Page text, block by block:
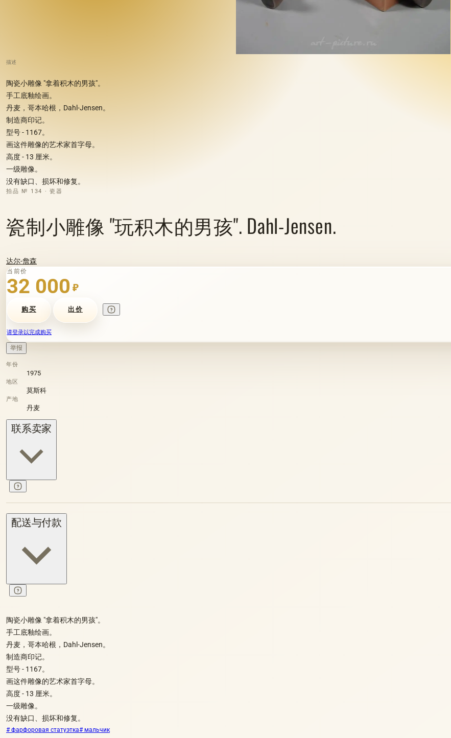
描述
陶瓷小雕像 "拿着积木的男孩"。
手工底釉绘画。
丹麦，哥本哈根，Dahl-Jensen。
制造商印记。
型号 - 1167。
画这件雕像的艺术家首字母。
高度 - 13 厘米。
一级雕像。
没有缺口、损坏和修复。
拍品 № 134 · 瓷器
瓷制小雕像 "玩积木的男孩". Dahl-Jensen.
达尔-詹森
当前价
32 000 ₽
购买 出价
请登录以完成购买
举报
年份
1975
地区
莫斯科
产地
丹麦
联系卖家
配送与付款
陶瓷小雕像 "拿着积木的男孩"。
手工底釉绘画。
丹麦，哥本哈根，Dahl-Jensen。
制造商印记。
型号 - 1167。
画这件雕像的艺术家首字母。
高度 - 13 厘米。
一级雕像。
没有缺口、损坏和修复。
# фарфоровая статуэтка# мальчик